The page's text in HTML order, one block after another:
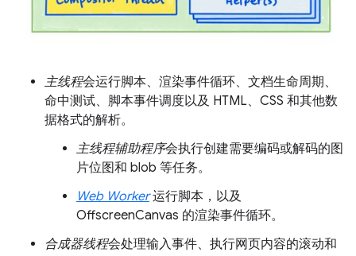
主线程会运行脚本、渲染事件循环、文档生命周期、
命中测试、脚本事件调度以及 HTML、CSS 和其他数
据格式的解析。
主线程辅助程序会执行创建需要编码或解码的图
片位图和 blob 等任务。
Web Worker运行脚本，以及
OffscreenCanvas 的渲染事件循环。
合成器线程会处理输入事件、执行网页内容的滚动和